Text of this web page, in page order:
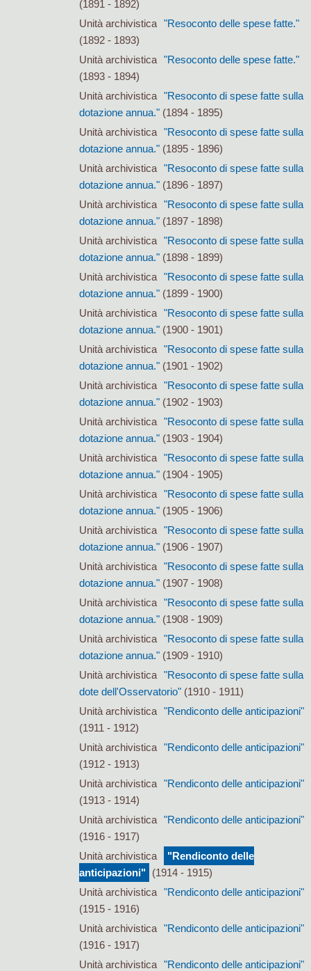
(1891 - 1892)
Unità archivistica
"Resoconto delle spese fatte."
(1892 - 1893)
Unità archivistica
"Resoconto delle spese fatte."
(1893 - 1894)
Unità archivistica
"Resoconto di spese fatte sulla
dotazione annua." (1894 - 1895)
Unità archivistica
"Resoconto di spese fatte sulla
dotazione annua." (1895 - 1896)
Unità archivistica
"Resoconto di spese fatte sulla
dotazione annua." (1896 - 1897)
Unità archivistica
"Resoconto di spese fatte sulla
dotazione annua." (1897 - 1898)
Unità archivistica
"Resoconto di spese fatte sulla
dotazione annua." (1898 - 1899)
Unità archivistica
"Resoconto di spese fatte sulla
dotazione annua." (1899 - 1900)
Unità archivistica
"Resoconto di spese fatte sulla
dotazione annua." (1900 - 1901)
Unità archivistica
"Resoconto di spese fatte sulla
dotazione annua." (1901 - 1902)
Unità archivistica
"Resoconto di spese fatte sulla
dotazione annua." (1902 - 1903)
Unità archivistica
"Resoconto di spese fatte sulla
dotazione annua." (1903 - 1904)
Unità archivistica
"Resoconto di spese fatte sulla
dotazione annua." (1904 - 1905)
Unità archivistica
"Resoconto di spese fatte sulla
dotazione annua." (1905 - 1906)
Unità archivistica
"Resoconto di spese fatte sulla
dotazione annua." (1906 - 1907)
Unità archivistica
"Resoconto di spese fatte sulla
dotazione annua." (1907 - 1908)
Unità archivistica
"Resoconto di spese fatte sulla
dotazione annua." (1908 - 1909)
Unità archivistica
"Resoconto di spese fatte sulla
dotazione annua." (1909 - 1910)
Unità archivistica
"Resoconto di spese fatte sulla
dote dell'Osservatorio" (1910 - 1911)
Unità archivistica
"Rendiconto delle anticipazioni"
(1911 - 1912)
Unità archivistica
"Rendiconto delle anticipazioni"
(1912 - 1913)
Unità archivistica
"Rendiconto delle anticipazioni"
(1913 - 1914)
Unità archivistica
"Rendiconto delle anticipazioni"
(1916 - 1917)
Unità archivistica
"Rendiconto delle
anticipazioni"
(1914 - 1915)
Unità archivistica
"Rendiconto delle anticipazioni"
(1915 - 1916)
Unità archivistica
"Rendiconto delle anticipazioni"
(1916 - 1917)
Unità archivistica
"Rendiconto delle anticipazioni"